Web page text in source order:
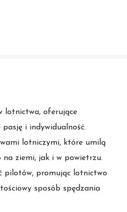
lotnictwa, oferujące
i indywidualność.
lotniczymi, które umilą
na ziemi, jak i w powietrzu.
pilotów, promując lotnictwo
sposób spędzania